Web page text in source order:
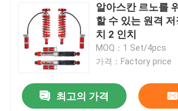
차량 코일 스프링
조정할 수 있는 파나르 바
겹판 스프링은 승강기를 족쇄를 채
알아스칸 르노를
할 수 있는 원격
치 2 인치
MOQ：1 Set/4pcs
가격：Factory price
최고의 가격